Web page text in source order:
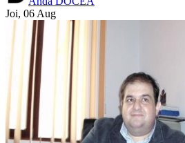
Joi, 06 Aug